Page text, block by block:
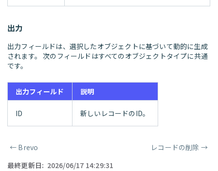
出力
出力フィールドは、選択したオブジェクトに基づいて動的に生成
されます。 次のフィールドはすべてのオブジェクトタイプに共通
です。
出力フィールド 説明
ID 新しいレコードのID。
ページャー
← Brevo レコードの削除 →
最終更新日: 2026/06/17 14:29:31